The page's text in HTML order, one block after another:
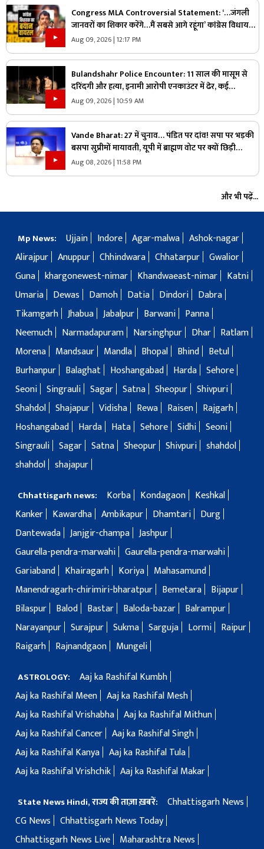
Congress MLA Controversial Statement: ‘…जंगली
जानवरों का शिकार करेंगे…मैं सबसे आगे रहूंगा’ कांग्रेस विधायक
ने दिया विवादित बयान, वायरल हो रहा वीडियो
Aug 09, 2026 | 12:17 PM
Bulandshahr Police Encounter: 11 साल की मासूम से
दरिंदगी और हत्या, इनामी आरोपी एनकाउंटर में ढेर, कई
पुलिसकर्मी भी घायल
Aug 09, 2026 | 10:59 AM
Vande Bharat: 27 में चुनाव… पंडित पर दांव! सपा पर भड़की
बसपा सुप्रीमों मायावती, यूपी में ब्राह्मण वोट पर क्यों छिड़ी
महाभारत?
Aug 08, 2026 | 11:58 PM
और भी पढ़ें...
Mp News: Ujjain Indore Agar-malwa Ashok-nagar
Alirajpur Anuppur Chhindwara Chhatarpur Gwalior
Guna khargonewest-nimar Khandwaeast-nimar
Katni
Umaria
Dewas Damoh Datia Dindori
Dabra
Tikamgarh Jhabua Jabalpur Barwani
Panna
Neemuch
Narmadapuram Narsinghpur Dhar
Ratlam
Morena
Mandsaur Mandla Bhopal Bhind
Betul
Burhanpur
Balaghat Hoshangabad Harda Sehore
Seoni Singrauli Sagar Satna Sheopur Shivpuri
Shahdol Shajapur Vidisha Rewa Raisen
Rajgarh
Hoshangabad
Harda Hata Sehore Sidhi Seoni
Singrauli Sagar Satna Sheopur Shivpuri shahdol
shahdol shajapur
Chhattisgarh news: Korba Kondagaon
Keshkal
Kanker
Kawardha Ambikapur Dhamtari
Durg
Dantewada Janjgir-champa Jashpur
Gaurella-pendra-marwahi Gaurella-pendra-marwahi
Gariaband
Khairagarh Koriya
Mahasamund
Manendragarh-chirimiri-bharatpur
Bemetara
Bijapur
Bilaspur
Balod Bastar Baloda-bazar
Balrampur
Narayanpur Surajpur Sukma Sarguja Lormi
Raipur
Raigarh
Rajnandgaon Mungeli
ASTROLOGY:
Aaj ka Rashifal Kumbh
Aaj ka Rashifal Meen Aaj ka Rashifal Mesh
Aaj ka Rashifal Vrishabha Aaj ka Rashifal Mithun
Aaj ka Rashifal Cancer Aaj ka Rashifal Singh
Aaj ka Rashifal Kanya Aaj ka Rashifal Tula
Aaj ka Rashifal Vrishchik Aaj ka Rashifal Makar
State News Hindi, राज्य की ताज़ा ख़बरें:
Chhattisgarh News
CG News
Chhattisgarh News Today
Chhattisgarh News Live
Maharashtra News